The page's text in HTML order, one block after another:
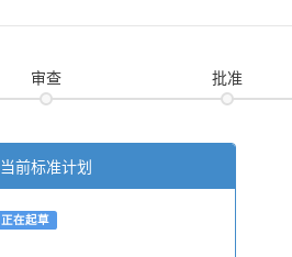
审查 批准
当前标准计划
正在起草